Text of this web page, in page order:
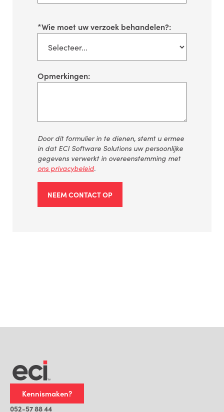
*Wie moet uw verzoek behandelen?:
Opmerkingen:
Door dit formulier in te dienen, stemt u ermee
in dat ECI Software Solutions uw persoonlijke
gegevens verwerkt in overeenstemming met
ons privacybeleid.
NEEM CONTACT OP
Kennismaken?
052-57 88 44